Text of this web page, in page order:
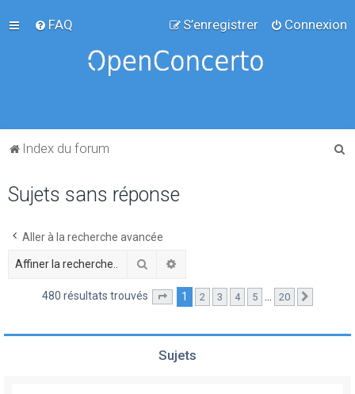
FAQ Connexion
S’enregistrer
Index du forum
Sujets sans réponse
Aller à la recherche avancée
Rechercher
480 résultats trouvés Page sur20
1 2 3 4 5 … 20
Sujets